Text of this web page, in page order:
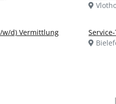
w/d) Vermittlung